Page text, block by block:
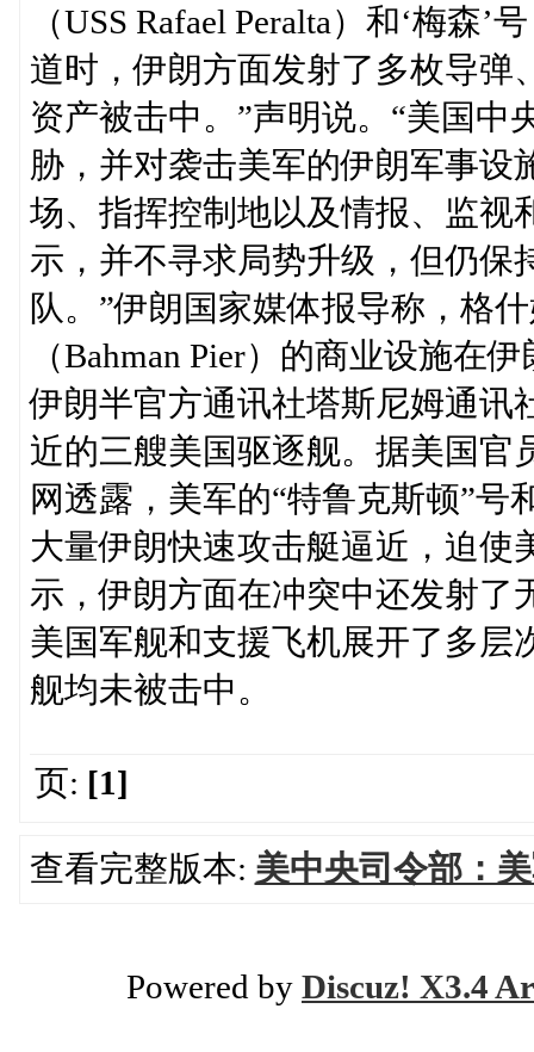
（USS Rafael Peralta）和‘梅森
道时，伊朗方面发射了多枚导弹
资产被击中。”声明说。“美国中
胁，并对袭击美军的伊朗军事设
场、指挥控制地以及情报、监视
示，并不寻求局势升级，但仍保
队。”伊朗国家媒体报导称，格
（Bahman Pier）的商业设施在
伊朗半官方通讯社塔斯尼姆通讯
近的三艘美国驱逐舰。据美国官
网透露，美军的“特鲁克斯顿”号
大量伊朗快速攻击艇逼近，迫使
示，伊朗方面在冲突中还发射了
美国军舰和支援飞机展开了多层
舰均未被击中。
页: [1]
查看完整版本: 美中央司令部：
Powered by Discuz! X3.4